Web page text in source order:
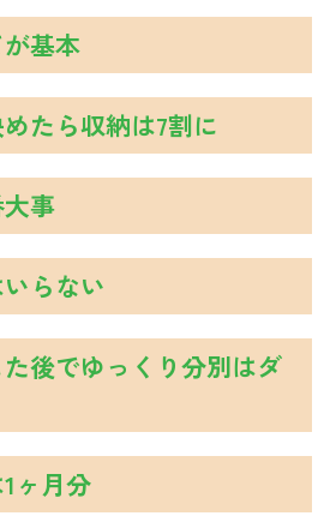
基本
たら収納は7割に
事
らない
後でゆっくり分別はダ
ヶ月分